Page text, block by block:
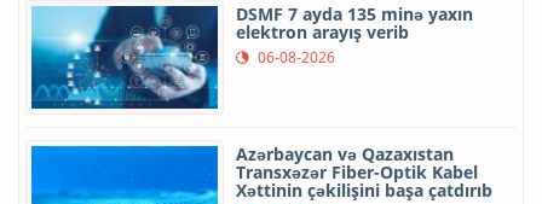
DSMF 7 ayda 135 minə yaxın
elektron arayış verib
06-08-2026
Azərbaycan və Qazaxıstan
Transxəzər Fiber-Optik Kabel
Xəttinin çəkilişini başa çatdırıb